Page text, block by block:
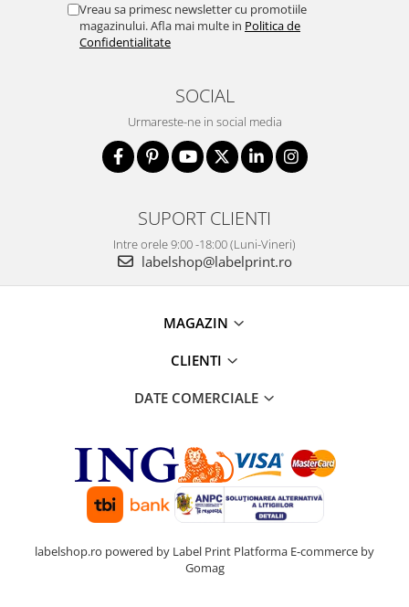
Vreau sa primesc newsletter cu promotiile
magazinului. Afla mai multe in Politica de
Confidentialitate
SOCIAL
Urmareste-ne in social media
SUPORT CLIENTI
Intre orele 9:00 -18:00 (Luni-Vineri)
labelshop@labelprint.ro
MAGAZIN
CLIENTI
DATE COMERCIALE
labelshop.ro powered by Label Print Platforma E-commerce by
Gomag